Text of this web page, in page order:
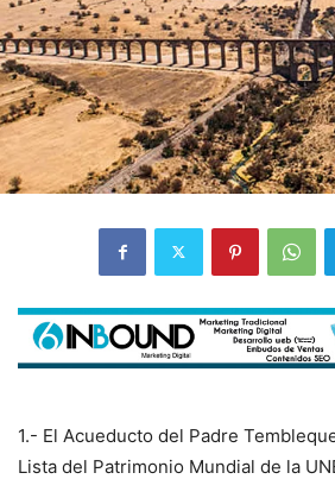
1.- El Acueducto del Padre
Lista del Patrimonio Mundial de la